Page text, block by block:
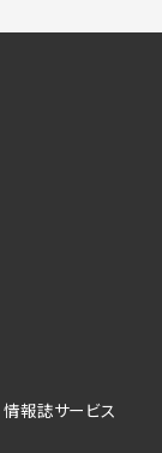
情報誌サービス